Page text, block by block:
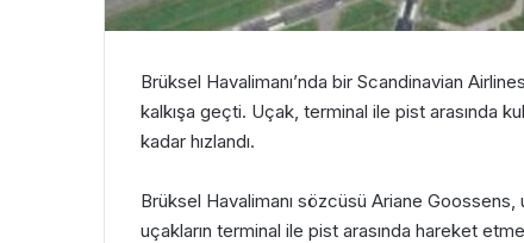
Brüksel Havalimanı’nda bir Scandinavian
kalkışa geçti. Uçak, terminal ile pist arasında
kadar hızlandı.
Brüksel Havalimanı sözcüsü Ariane Goossens,
uçakların terminal ile pist arasında hareket